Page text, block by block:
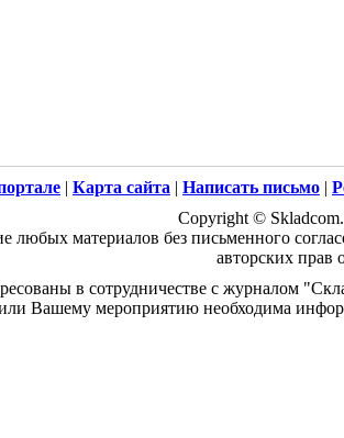
| Карта сайта | Написать письмо |
Copyright ©
любых материалов без письменного
авторских прав
в сотрудничестве с журналом
Вашему мероприятию необходима